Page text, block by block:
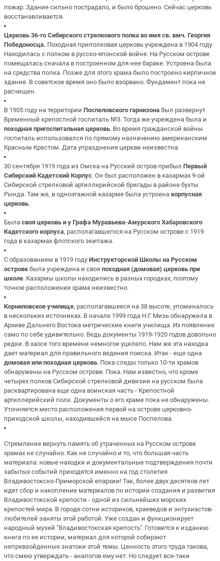
пожар. Здание сильно пострадало, и было брошено. Сейчас церковь
восстанавливается.
Церковь 36-го Сибирского стрелкового полка во имя св. вмч. Георгия
Победоносца. Походная приполковая церковь учреждена в 1904 году.
Находилась с полком в русско-японской войне. На Русском острове
помещалась сначала в построенном для нее бараке. Устроена была
на средства полка. Позже для этого храма было построено кирпичное
здание. В советское время оно было взорвано. Фундамент пока не
расчищен.
В 1905 году на территории Поспеловского гарнизона был развернут
Временный крепостной госпиталь №3. Тогда же учреждена была и
походная пригоспитальная церковь. Во время гражданской войны
госпиталь использовался по прямому назначению американским
Красным Крестом. Дата упразднения церкви неизвестна.
30 сентября 1919 года из Омска на Русский остров прибыл Первый
Сибирский Кадетский Корпус. Он был расположен в казармах 9-ой
Сибирской стрелковой артиллерийской бригады в районе бухты
Рында. Там же, в одноэтажной казарме была устроена корпусная
церковь.
Была своя церковь и у Графа Муравьева-Амурского Хабаровского
Кадетского корпуса, располагавшегося на Русском острове с 1919
года в казармах флотского экипажа.
С образованием в 1919 году Инструкторской Школы на Русском
острове была учреждена и своя походная (домовая) церковь при
школе. Казармы школы находились в разных городках, поэтому
точное расположение храма неизвестно.
Корниловское училище, располагавшееся на 38 высоте, упоминалось
в нескольких источниках. В начале 1999 года Н.Г. Мизь обнаружила в
Архиве Дальнего Востока метрические книги училища. Их появление
само по себе удивительно. Ведь документы 1919-1920 годов довольно
редки. В хаосе того времени немногое уцелело. Нам же эта находка
дает материал для правильного ведения поиска. Итак - еще одна
домовая или походная церковь. Пока следы только 10-ти храмов
обнаружены на Русском острове. Пока. Нам известно, что кроме
четырех полков Сибирской стрелковой дивизии на русском была
расквартирована еще одна воинская часть - Крепостной
артиллерийский полк. Документы о его храме пока не обнаружены.
Уточняется место расположения первой на острове церковно-
приходской школы, находившейся на мысе Поспелова.
Стремление вернуть память об утраченных на Русском острове
храмах не случайно. Как не случайно и то, что большая часть
материала: новые находки и документальные подтверждения почти
забытых событий приходятся именно на год столетия
Владивостокско-Приморской епархии! Так, более двух десятков лет
идет сбор и накопление материалов по истории создания и развития
Владивостокской крепости - одной из сильнейших морских
крепостей мира. В городе сотни историков, краеведов и энтузиастов-
любителей заняты этой работой. Уже создан и функционирует
народный музей "Владивостокская крепость". Готовится к изданию
книга по ее истории, материал для которой собирают
непревзойденные знатоки этой темы. Ценность этого труда такова,
что смею утверждать - аналогов ему нет. Но следует все-таки